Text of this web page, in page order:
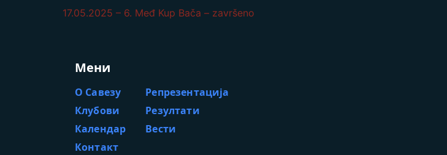
17.05.2025 – 6. Međ Kup Bača – završeno
Мени
О Савезу
Репрезентација
Клубови
Резултати
Календар
Вести
Контакт